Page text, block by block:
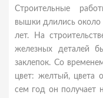
Строительные
вышки длились около
лет. На
железных деталей
заклепок. Со
цвет: желтый, цвета
сем год он получает